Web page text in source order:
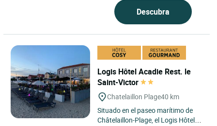
Descubra
Logis Hôtel Acadie Rest. le
Saint-Victor
Chatelaillon Plage40 km
Situado en el paseo marítimo de
Châtelaillon-Plage, el Logis Hôtel